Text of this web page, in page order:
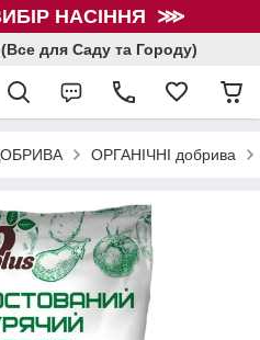
НАСІННЯ ⋙
для Саду та Городу)
ОРГАНІЧНІ добрива